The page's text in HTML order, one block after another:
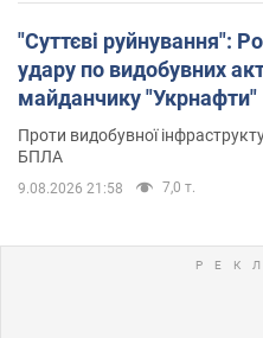
"Суттєві руйнування":
удару по видобувних
майданчику "Укрнафти"
Проти видобувної
БПЛА
9.08.2026 21:58 7,0 т.